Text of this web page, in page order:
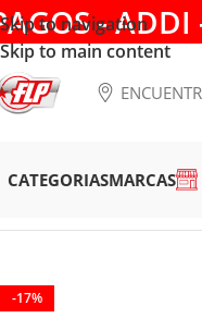
Skip to navigation
Skip to main content
- ADDI
CATEGORIASMARCAS
-17%